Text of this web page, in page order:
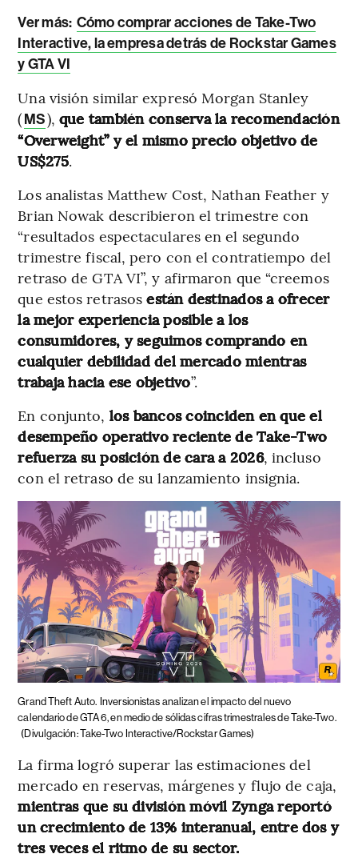
Ver más: Cómo comprar acciones de Take-Two
Interactive, la empresa detrás de Rockstar Games
y GTA VI
Una visión similar expresó Morgan Stanley
(MS),que también conserva la recomendación
“Overweight” y el mismo precio objetivo de
US$275.
Los analistas Matthew Cost, Nathan Feather y
Brian Nowak describieron el trimestre con
“resultados espectaculares en el segundo
trimestre fiscal, pero con el contratiempo del
retraso de GTA VI”, y afirmaron que “creemos
que estos retrasosestán destinados a ofrecer
la mejor experiencia posible a los
consumidores, y seguimos comprando en
cualquier debilidad del mercado mientras
trabaja hacia ese objetivo”.
En conjunto, los bancos coinciden en que el
desempeño operativo reciente de Take-Two
refuerza su posición de cara a 2026, incluso
con el retraso de su lanzamiento insignia.
Grand Theft Auto. Inversionistas analizan el impacto del nuevo
calendario de GTA 6, en medio de sólidas cifras trimestrales de Take-Two.
(Divulgación: Take-Two Interactive/Rockstar Games)
La firma logró superar las estimaciones del
mercado en reservas, márgenes y flujo de caja,
mientras que su división móvil Zynga reportó
un crecimiento de 13% interanual, entre dos y
tres veces el ritmo de su sector.